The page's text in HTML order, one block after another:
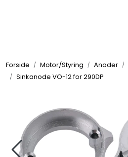
Forside Motor/Styring Anoder
Sinkanode VO-12 for 290DP
Elektrisk
Komfort